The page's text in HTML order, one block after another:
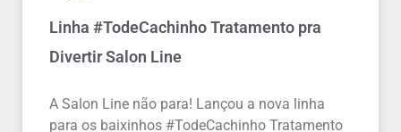
Linha #TodeCachinho Tratamento pra
Divertir Salon Line
A Salon Line não para! Lançou a nova linha
para os baixinhos #TodeCachinho Tratamento